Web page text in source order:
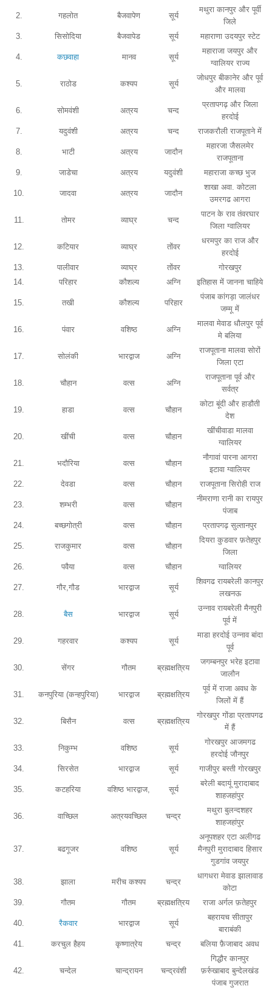
2. गहलोत बैजवापेण सूर्य
मथुरा कानपुर और पूर्वी
जिले
3.
सिसोदिया बैजवापेड सूर्य महाराणा उदयपुर स्टेट
4. कछवाहा मानव सूर्य
महाराजा जयपुर और
ग्वालियर राज्य
5. राठोड कश्यप सूर्य
जोधपुर बीकानेर और पूर्व
और मालवा
6. सोमवंशी अत्रय चन्द
प्रतापगढ़ और जिला
हरदोई
7.
यदुवंशी अत्रय चन्द राजकरौली राजपूताने में
8. भाटी अत्रय जादौन
महारजा जैसलमेर
राजपूताना
9.
जाडेचा अत्रय यदुवंशी महाराजा कच्छ भुज
10. जादवा अत्रय जादौन
शाखा अवा. कोटला
उमरगढ आगरा
11. तोमर व्याघ्र चन्द
पाटन के राव तंवरघार
जिला ग्वालियर
12. कटियार व्याघ्र तोंवर
धरमपुर का राज और
हरदोई
13.
पालीवार व्याघ्र तोंवर
गोरखपुर
14.
परिहार कौशल्य अग्नि इतिहास में जानना चाहिये
15. तखी कौशल्य परिहार
पंजाब कांगड़ा जालंधर
जम्मू में
16. पंवार वशिष्ठ अग्नि
मालवा मेवाड धौलपुर पूर्व
मे बलिया
17. सोलंकी भारद्वाज अग्नि
राजपूताना मालवा सोरों
जिला एटा
18. चौहान वत्स अग्नि
राजपूताना पूर्व और
सर्वत्र
19. हाडा वत्स चौहान
कोटा बूंदी और हाडौती
देश
20. खींची वत्स चौहान
खींचीवाडा मालवा
ग्वालियर
21. भदौरिया वत्स चौहान
नौगावां पारना आगरा
इटावा ग्वालियर
22.
देवडा वत्स चौहान राजपूताना सिरोही राज
23. शम्भरी वत्स चौहान
नीमराणा रानी का रायपुर
पंजाब
24.
बच्छगोत्री वत्स चौहान प्रतापगढ़ सुल्तानपुर
25. राजकुमार वत्स चौहान
दियरा कुडवार फ़तेहपुर
जिला
26.
पवैया वत्स चौहान ग्वालियर
27. गौर,गौड भारद्वाज सूर्य
शिवगढ रायबरेली कानपुर
लखनऊ
28. बैस भारद्वाज सूर्य
उन्नाव रायबरेली मैनपुरी
पूर्व में
29. गहरवार कश्यप सूर्य
माडा हरदोई उन्नाव बांदा
पूर्व
30. सेंगर गौतम ब्रह्मक्षत्रिय
जगम्बनपुर भरेह इटावा
जालौन
31. कनपुरिया (कन्हपुरिया) भारद्वाज ब्रह्मक्षत्रिय
पूर्व में राजा अवध के
जिलों में हैं
32. बिसैन वत्स ब्रह्मक्षत्रिय
गोरखपुर गोंडा प्रतापगढ
में हैं
33. निकुम्भ वशिष्ठ सूर्य
गोरखपुर आजमगढ
हरदोई जौनपुर
34.
सिरसेत भारद्वाज सूर्य गाजीपुर बस्ती गोरखपुर
35. कटहरिया वशिष्ठ भारद्वाज, सूर्य
बरेली बदायूं मुरादाबाद
शाहजहांपुर
36. वाच्छिल अत्रयवच्छिल चन्द्र
मथुरा बुलन्दशहर
शाहजहांपुर
37. बढगूजर वशिष्ठ सूर्य
अनूपशहर एटा अलीगढ
मैनपुरी मुरादाबाद हिसार
गुडगांव जयपुर
38. झाला मरीच कश्यप चन्द्र
धागधरा मेवाड झालावाड
कोटा
39.
गौतम गौतम ब्रह्मक्षत्रिय राजा अर्गल फ़तेहपुर
40. रैकवार भारद्वाज सूर्य
बहरायच सीतापुर
बाराबंकी
41.
करचुल हैहय कृष्णात्रेय चन्द्र बलिया फ़ैजाबाद अवध
42. चन्देल चान्द्रायन चन्द्रवंशी
गिद्धौर कानपुर
फ़र्रुखाबाद बुन्देलखंड
पंजाब गुजरात